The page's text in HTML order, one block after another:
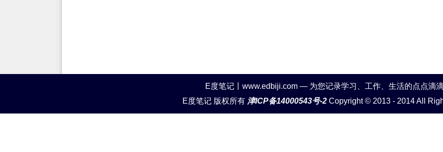
E度笔记丨www.edbiji.com — 为您记录学习、工作、生活的点点
E度笔记 版权所有 津ICP备14000543号-2Copyright © 2013 - 2014 All